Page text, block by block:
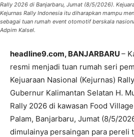
Rally 2026 di Banjarbaru, Jumat (8/5/2026).
Kejurnas Rally Indonesia itu diharapkan mampu
sebagai tuan rumah event otomotif berskala
Adpim Kalsel.
headline9.com, BANJARBARU –
resmi menjadi tuan rumah seri
Kejuaraan Nasional (Kejurnas)
Gubernur Kalimantan Selatan H.
Rally 2026 di kawasan Food
Palam, Banjarbaru, Jumat (8/5/
dimulainya persaingan para pereli